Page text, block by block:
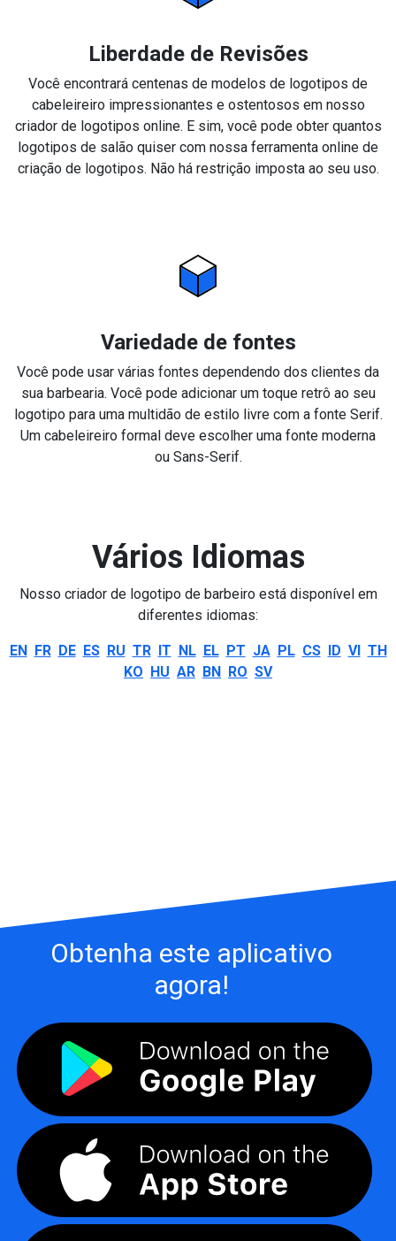
Liberdade de Revisões
Você encontrará centenas de modelos de logotipos de
cabeleireiro impressionantes e ostentosos em nosso
criador de logotipos online. E sim, você pode obter quantos
logotipos de salão quiser com nossa ferramenta online de
criação de logotipos. Não há restrição imposta ao seu uso.
Variedade de fontes
Você pode usar várias fontes dependendo dos clientes da
sua barbearia. Você pode adicionar um toque retrô ao seu
logotipo para uma multidão de estilo livre com a fonte Serif.
Um cabeleireiro formal deve escolher uma fonte moderna
ou Sans-Serif.
Vários Idiomas
Nosso criador de logotipo de barbeiro está disponível em
diferentes idiomas:
EN FR DE ES RU TR IT NL EL PT JA PL CS ID VI TH
KO HU AR BN RO SV
Obtenha este aplicativo
agora!